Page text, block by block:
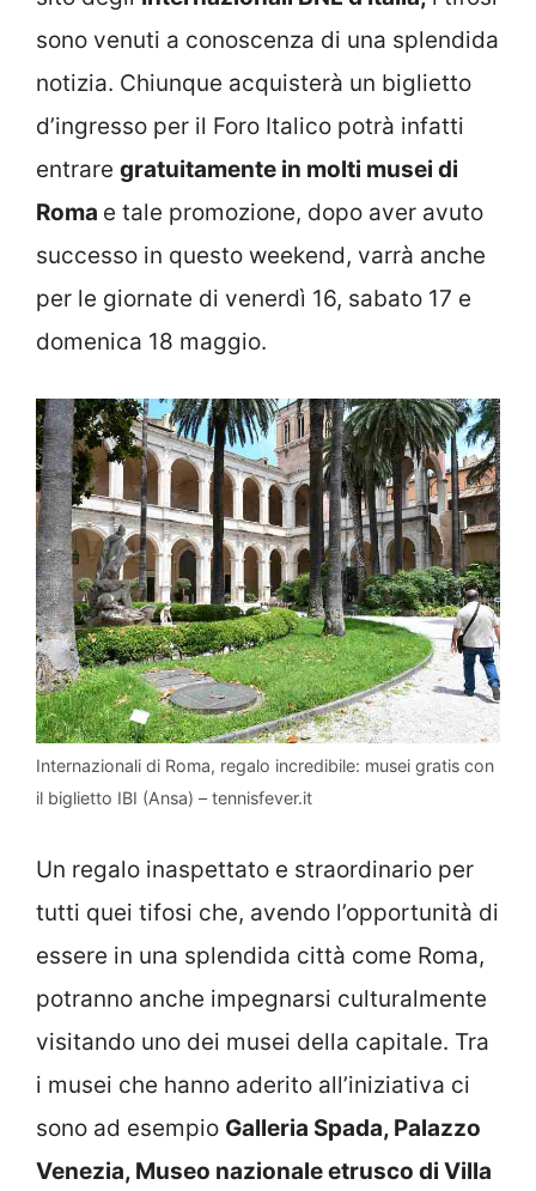
sono venuti a conoscenza di una splendida
notizia. Chiunque acquisterà un biglietto
d’ingresso per il Foro Italico potrà infatti
entrare gratuitamente in molti musei di
Roma e tale promozione, dopo aver avuto
successo in questo weekend, varrà anche
per le giornate di venerdì 16, sabato 17 e
domenica 18 maggio.
Internazionali di Roma, regalo incredibile: musei gratis con
il biglietto IBI (Ansa) – tennisfever.it
Un regalo inaspettato e straordinario per
tutti quei tifosi che, avendo l’opportunità di
essere in una splendida città come Roma,
potranno anche impegnarsi culturalmente
visitando uno dei musei della capitale. Tra
i musei che hanno aderito all’iniziativa ci
sono ad esempio Galleria Spada, Palazzo
Venezia, Museo nazionale etrusco di Villa